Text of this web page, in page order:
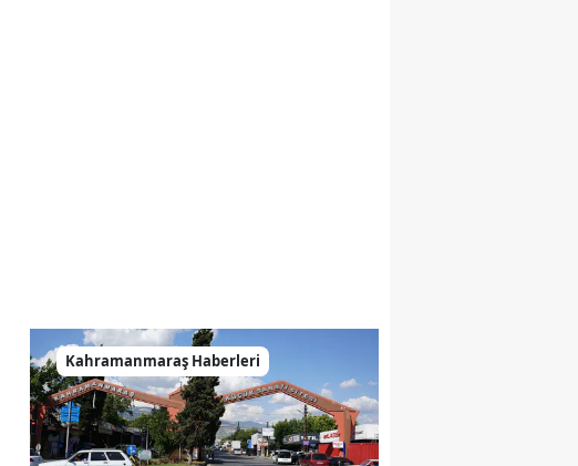
Kahramanmaraş Haberleri